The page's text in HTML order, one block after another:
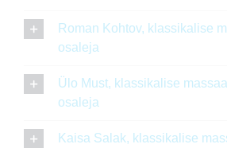
Roman Kohtov, klassikalise
osaleja
Ülo Must, klassikalise
osaleja
Kaisa Salak, klassikalise